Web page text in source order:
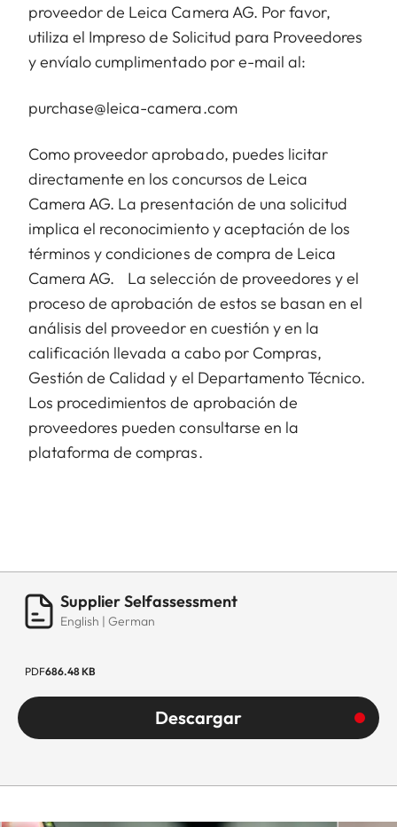
proveedor de Leica Camera AG. Por favor,
utiliza el Impreso de Solicitud para Proveedores
y envíalo cumplimentado por e-mail al:
purchase@leica-camera.com
Como proveedor aprobado, puedes licitar
directamente en los concursos de Leica
Camera AG. La presentación de una solicitud
implica el reconocimiento y aceptación de los
términos y condiciones de compra de Leica
Camera AG. La selección de proveedores y el
proceso de aprobación de estos se basan en el
análisis del proveedor en cuestión y en la
calificación llevada a cabo por Compras,
Gestión de Calidad y el Departamento Técnico.
Los procedimientos de aprobación de
proveedores pueden consultarse en la
plataforma de compras.
Supplier Selfassessment
English | German
PDF686.48 KB
Descargar